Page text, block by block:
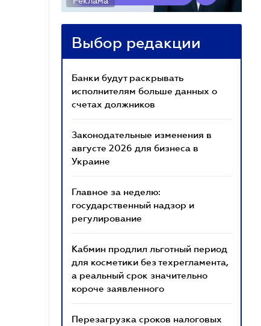
Выбор редакции
Банки будут раскрывать
исполнителям больше данных о
счетах должников
Законодательные изменения в
августе 2026 для бизнеса в
Украине
Главное за неделю:
государственный надзор и
регулирование
Кабмин продлил льготный период
для косметики без техрегламента,
а реальный срок значительно
короче заявленного
Перезагрузка сроков налоговых